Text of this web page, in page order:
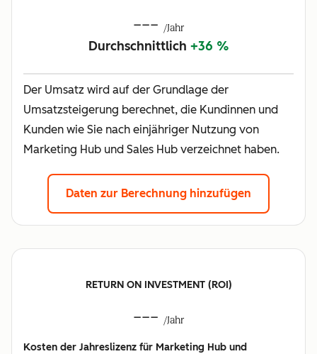
--- /Jahr
Durchschnittlich +36 %
Der Umsatz wird auf der Grundlage der
Umsatzsteigerung berechnet, die Kundinnen und
Kunden wie Sie nach einjähriger Nutzung von
Marketing Hub und Sales Hub verzeichnet haben.
Daten zur Berechnung hinzufügen
RETURN ON INVESTMENT (ROI)
--- /Jahr
Kosten der Jahreslizenz für Marketing Hub und